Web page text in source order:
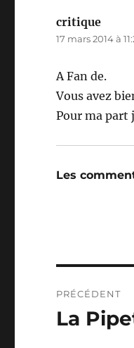
critique
17 mars 2014 à
A Fan de.
Vous avez
Pour ma part
Les
de
PRÉCÉDENT
Publication
La